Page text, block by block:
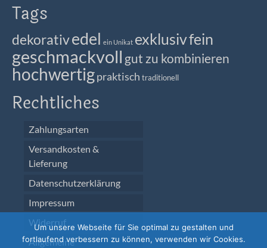
Tags
dekorativedel ein Unikat exklusivfein
geschmackvoll gut zu kombinieren
hochwertigpraktisch traditionell
Rechtliches
Zahlungsarten
Versandkosten &
Lieferung
Datenschutzerklärung
Impressum
Widerruf
Allgemeine
Um unsere Webseite für Sie optimal zu gestalten und
fortlaufend verbessern zu können, verwenden wir Cookies.